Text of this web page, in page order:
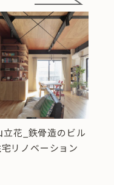
立花_鉄骨造のビル
リノベーション